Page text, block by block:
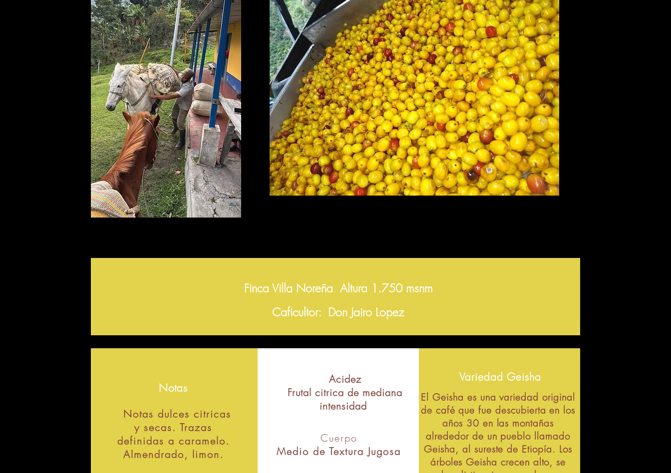
Finca Villa Noreña Altura 1.750 msnm
Caficultor: Don Jairo Lopez
Notas
Notas dulces citricas
y secas. Trazas
definidas a caramelo.
Almendrado, limon.
Acidez
Frutal citrica de mediana
intensidad
Cuerpo
Medio de Textura Jugosa
Variedad Geisha
El Geisha es una variedad original
de café que fue descubierta en los
años 30 en las montañas
alrededor de un pueblo llamado
Geisha, al sureste de Etiopía. Los
árboles Geisha crecen alto, se